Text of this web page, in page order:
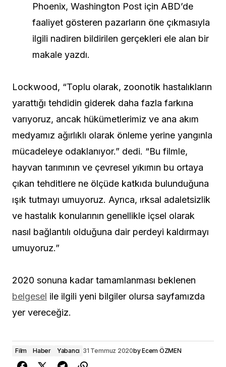
Phoenix, Washington Post için ABD’de
faaliyet gösteren pazarların öne çıkmasıyla
ilgili nadiren bildirilen gerçekleri ele alan bir
makale yazdı.
Lockwood, “Toplu olarak, zoonotik hastalıkların
yarattığı tehdidin giderek daha fazla farkına
varıyoruz, ancak hükümetlerimiz ve ana akım
medyamız ağırlıklı olarak önleme yerine yangınla
mücadeleye odaklanıyor.” dedi. “Bu filmle,
hayvan tarımının ve çevresel yıkımın bu ortaya
çıkan tehditlere ne ölçüde katkıda bulunduğuna
ışık tutmayı umuyoruz. Ayrıca, ırksal adaletsizlik
ve hastalık konularının genellikle içsel olarak
nasıl bağlantılı olduğuna dair perdeyi kaldırmayı
umuyoruz.”
2020 sonuna kadar tamamlanması beklenen
belgesel ile ilgili yeni bilgiler olursa sayfamızda
yer vereceğiz.
Film Haber Yabancı 31 Temmuz 2020byEcem ÖZMEN